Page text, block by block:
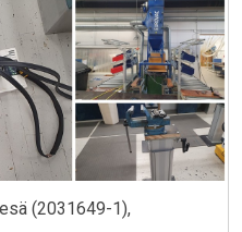
(2031649-1),